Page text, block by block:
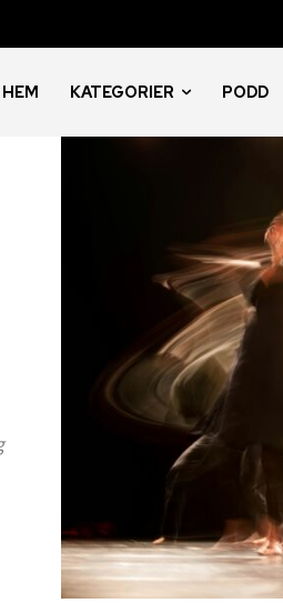
HEM KATEGORIER PODD